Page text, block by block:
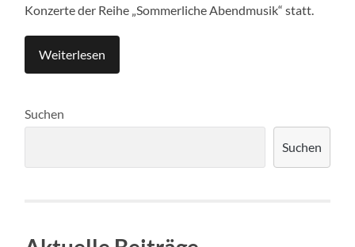
Konzerte der Reihe „Sommerliche Abendmusik“ statt.
Weiterlesen
Suchen
Suchen